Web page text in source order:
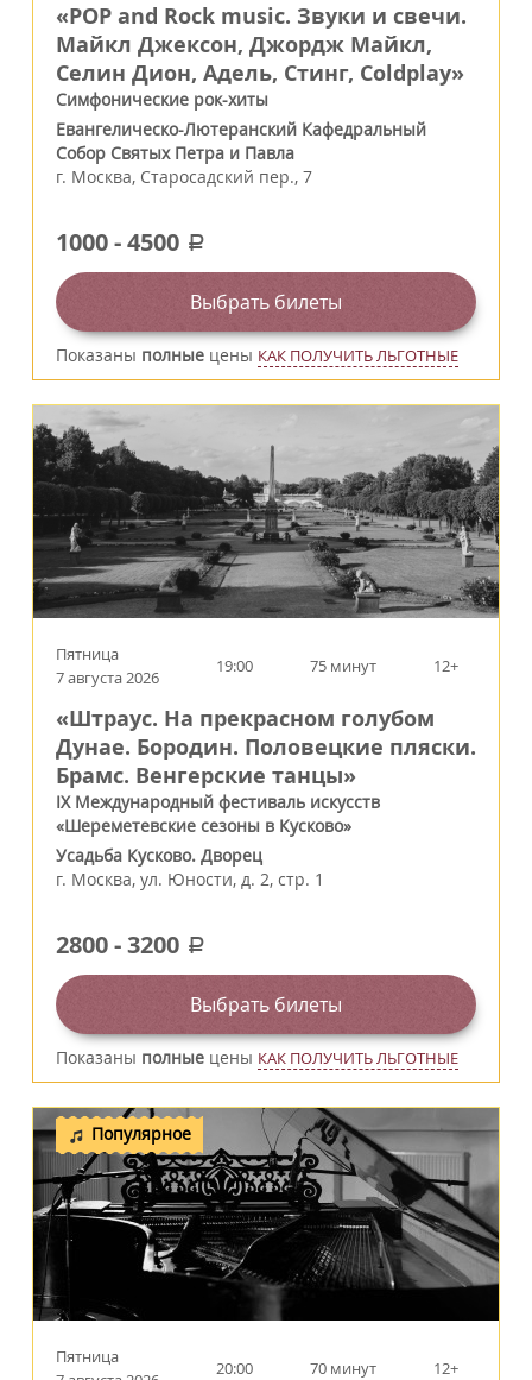
«POP and Rock music. Звуки и свечи.
Майкл Джексон, Джордж Майкл,
Селин Дион, Адель, Стинг, Coldplay»
Симфонические рок-хиты
Евангелическо-Лютеранский Кафедральный
Собор Святых Петра и Павла
г. Москва, Старосадский пер., 7
1000-4500 a
Выбрать билеты
Показаны полные цены КАК ПОЛУЧИТЬ ЛЬГОТНЫЕ
Пятница
7 августа 2026
19:00 75 минут 12+
«Штраус. На прекрасном голубом
Дунае. Бородин. Половецкие пляски.
Брамс. Венгерские танцы»
IX Международный фестиваль искусств
«Шереметевские сезоны в Кусково»
Усадьба Кусково. Дворец
г. Москва, ул. Юности, д. 2, стр. 1
2800-3200 a
Выбрать билеты
Показаны полные цены КАК ПОЛУЧИТЬ ЛЬГОТНЫЕ
Популярное
Пятница
20:00 70 минут 12+